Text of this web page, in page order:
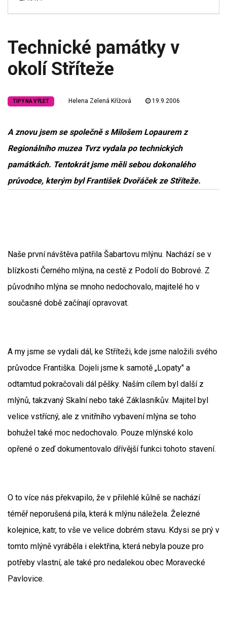
Technické památky v
okolí Stříteže
TIPY NA VÝLET Helena Zelená Křížová 19.9.2006
A znovu jsem se společně s Milošem Lopaurem z
Regionálního muzea Tvrz vydala po technických
památkách. Tentokrát jsme měli sebou dokonalého
průvodce, kterým byl František Dvořáček ze Stříteže.
Naše první návštěva patřila Šabartovu mlýnu. Nachází se v
blízkosti Černého mlýna, na cestě z Podolí do Bobrové. Z
původního mlýna se mnoho nedochovalo, majitelé ho v
současné době začínají opravovat.
A my jsme se vydali dál, ke Stříteži, kde jsme naložili svého
průvodce Františka. Dojeli jsme k samotě „Lopaty" a
odtamtud pokračovali dál pěšky. Naším cílem byl další z
mlýnů, takzvaný Skalní nebo také Záklasníkův. Majitel byl
velice vstřícný, ale z vnitřního vybavení mlýna se toho
bohužel také moc nedochovalo. Pouze mlýnské kolo
opřené o zeď dokumentovalo dřívější funkci tohoto stavení.
O to více nás překvapilo, že v přilehlé kůlně se nachází
téměř neporušená pila, která k mlýnu náležela. Železné
kolejnice, katr, to vše ve velice dobrém stavu. Kdysi se prý v
tomto mlýně vyráběla i elektřina, která nebyla pouze pro
potřeby vlastní, ale také pro nedalekou obec Moravecké
Pavlovice.